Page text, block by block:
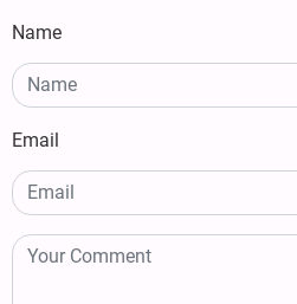
Name
Email